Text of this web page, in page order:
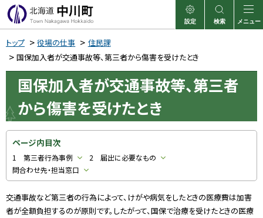
本
へ
ニ
ー
へ
中川町 表示
設定
検索
サイト内検索
メニュー
トップ 役場の仕事
住民課
国保加入者が交通事故等、第三者から傷害を受けたとき
国保加入者が交通事故等、第三者
から傷害を受けたとき
ページ内目次
1 第三者行為事例
2 届出に必要なもの
問合わせ先・担当窓口
交通事故など第三者の行為によって、けがや病気をしたときの医療費は加害
者が全額負担するのが原則です。したがって、国保で治療を受けたときの医療